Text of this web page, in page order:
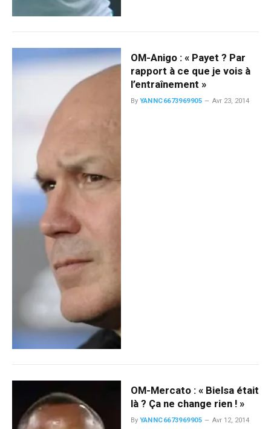
OM-Anigo : « Payet ? Par
rapport à ce que je vois à
l’entraînement »
By YANNC6673969905 Avr 23, 2014
OM-Mercato : « Bielsa était
là ? Ça ne change rien ! »
By YANNC6673969905 Avr 12, 2014